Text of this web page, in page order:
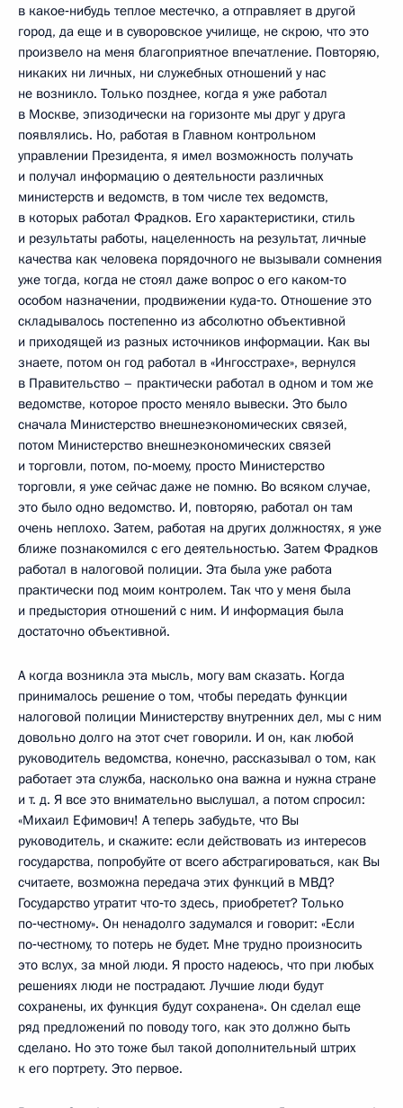
в какое‑нибудь теплое местечко, а отправляет в другой
город, да еще и в суворовское училище, не скрою, что это
произвело на меня благоприятное впечатление. Повторяю,
никаких ни личных, ни служебных отношений у нас
не возникло. Только позднее, когда я уже работал
в Москве, эпизодически на горизонте мы друг у друга
появлялись. Но, работая в Главном контрольном
управлении Президента, я имел возможность получать
и получал информацию о деятельности различных
министерств и ведомств, в том числе тех ведомств,
в которых работал Фрадков. Его характеристики, стиль
и результаты работы, нацеленность на результат, личные
качества как человека порядочного не вызывали сомнения
уже тогда, когда не стоял даже вопрос о его каком‑то
особом назначении, продвижении куда‑то. Отношение это
складывалось постепенно из абсолютно объективной
и приходящей из разных источников информации. Как вы
знаете, потом он год работал в «Ингосстрахе», вернулся
в Правительство – практически работал в одном и том же
ведомстве, которое просто меняло вывески. Это было
сначала Министерство внешнеэкономических связей,
потом Министерство внешнеэкономических связей
и торговли, потом, по‑моему, просто Министерство
торговли, я уже сейчас даже не помню. Во всяком случае,
это было одно ведомство. И, повторяю, работал он там
очень неплохо. Затем, работая на других должностях, я уже
ближе познакомился с его деятельностью. Затем Фрадков
работал в налоговой полиции. Эта была уже работа
практически под моим контролем. Так что у меня была
и предыстория отношений с ним. И информация была
достаточно объективной.
А когда возникла эта мысль, могу вам сказать. Когда
принималось решение о том, чтобы передать функции
налоговой полиции Министерству внутренних дел, мы с ним
довольно долго на этот счет говорили. И он, как любой
руководитель ведомства, конечно, рассказывал о том, как
работает эта служба, насколько она важна и нужна стране
и т. д. Я все это внимательно выслушал, а потом спросил:
«Михаил Ефимович! А теперь забудьте, что Вы
руководитель, и скажите: если действовать из интересов
государства, попробуйте от всего абстрагироваться, как Вы
считаете, возможна передача этих функций в МВД?
Государство утратит что‑то здесь, приобретет? Только
по‑честному». Он ненадолго задумался и говорит: «Если
по‑честному, то потерь не будет. Мне трудно произносить
это вслух, за мной люди. Я просто надеюсь, что при любых
решениях люди не пострадают. Лучшие люди будут
сохранены, их функция будут сохранена». Он сделал еще
ряд предложений по поводу того, как это должно быть
сделано. Но это тоже был такой дополнительный штрих
к его портрету. Это первое.